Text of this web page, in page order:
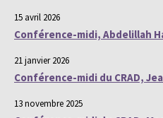
15 avril 2026
Conférence-midi, Abdelillah
21 janvier 2026
Conférence-midi du CRAD,
13 novembre 2025